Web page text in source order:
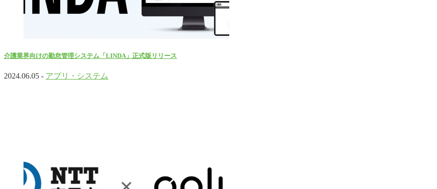
介護業界向けの勤怠管理システム「LINDA」正式版リリース
2024.06.05 - アプリ・システム